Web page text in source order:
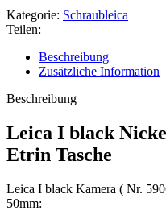
Kategorie: Schraubleica
Teilen:
Beschreibung
Zusätzliche Information
Beschreibung
Leica I black
Etrin Tasche
Leica I black Kamera ( Nr.
50mm: